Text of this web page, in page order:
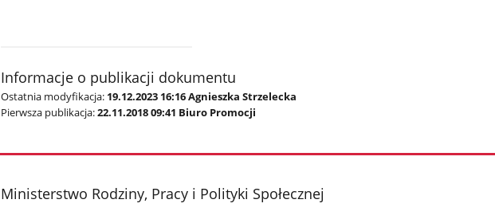
Informacje o publikacji dokumentu
Ostatnia modyfikacja: 19.12.2023 16:16 Agnieszka Strzelecka
Pierwsza publikacja:22.11.2018 09:41 Biuro Promocji
stopka
Ministerstwo Rodziny, Pracy i Polityki Społecznej